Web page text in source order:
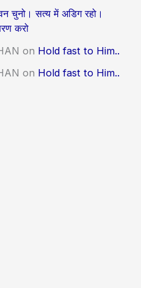
चुनो। सत्य में अडिग रहो।
करो
on Hold fast to Him..
on Hold fast to Him..